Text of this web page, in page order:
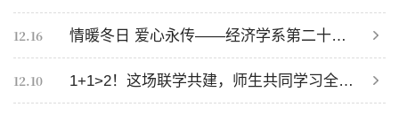
12.16 情暖冬日 爱心永传——经济学系第二十届系友助学金颁发仪式举行
12.10 1+1>2！这场联学共建，师生共同学习全会精神